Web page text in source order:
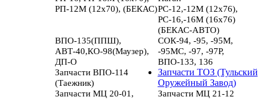
РП-12М (12х70), (БЕКАС)РС-12,-12М (12х76),
РС-16,-16М (16х76)
(БЕКАС-АВТО)
ВПО-135(ППШ),
АВТ-40,КО-98(Маузер),
ДП-О
СОК-94, -95, -95М,
-95МС, -97, -97Р,
ВПО-133, 136
Запчасти ВПО-114
(Таежник)
Запчасти ТОЗ (Тульский
Оружейный Завод)
Запчасти МЦ 20-01,
Запчасти МЦ 21-12